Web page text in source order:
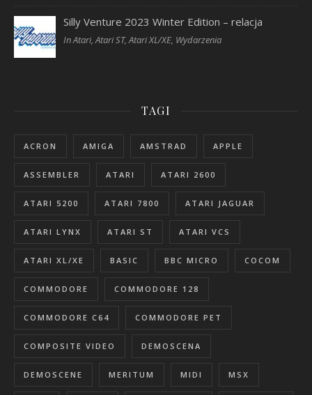
Silly Venture 2023 Winter Edition – relacja
In Atari, Atari ST, Atari XL/XE, Wydarzenia
TAGI
ACRON AMIGA AMSTRAD APPLE
ASSEMBLER ATARI ATARI 2600
ATARI 5200 ATARI 7800 ATARI JAGUAR
ATARI LYNX ATARI ST ATARI VCS
ATARI XL/XE BASIC BBC MICRO COCOM
COMMODORE COMMODORE 128
COMMODORE C64 COMMODORE PET
COMPOSITE VIDEO DEMOSCENA
DEMOSCENE MERITUM MIDI MSX